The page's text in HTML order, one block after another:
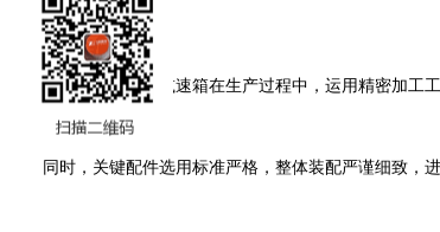
二、制造工艺
优质的卧式行星减速箱在生产过程中，运用精密加工工
同时，关键配件选用标准严格，整体装配严谨细致，进